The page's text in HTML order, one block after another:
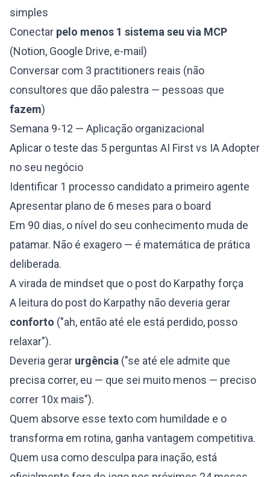
simples
Conectar pelo menos 1 sistema seu via MCP
(Notion, Google Drive, e-mail)
Conversar com 3 practitioners reais (não
consultores que dão palestra — pessoas que
fazem)
Semana 9-12 — Aplicação organizacional
Aplicar oteste das 5 perguntas AI First vs IA Adopter
no seu negócio
Identificar 1 processo candidato a primeiro agente
Apresentar plano de 6 meses para o board
Em 90 dias, o nível do seu conhecimento muda de
patamar. Não é exagero — é matemática de prática
deliberada.
A virada de mindset que o post do Karpathy força
A leitura do post do Karpathy não deveria gerar
conforto ("ah, então até ele está perdido, posso
relaxar").
Deveria gerar urgência ("se até ele admite que
precisa correr, eu — que sei muito menos — preciso
correr 10x mais").
Quem absorve esse texto com humildade e o
transforma em rotina, ganha vantagem competitiva.
Quem usa como desculpa para inação, está